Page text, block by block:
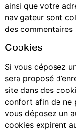
ainsi que votre
navigateur sont
des commentaires
Cookies
Si vous déposez
sera proposé
site dans des
confort afin de ne
vous déposez un
cookies expirent